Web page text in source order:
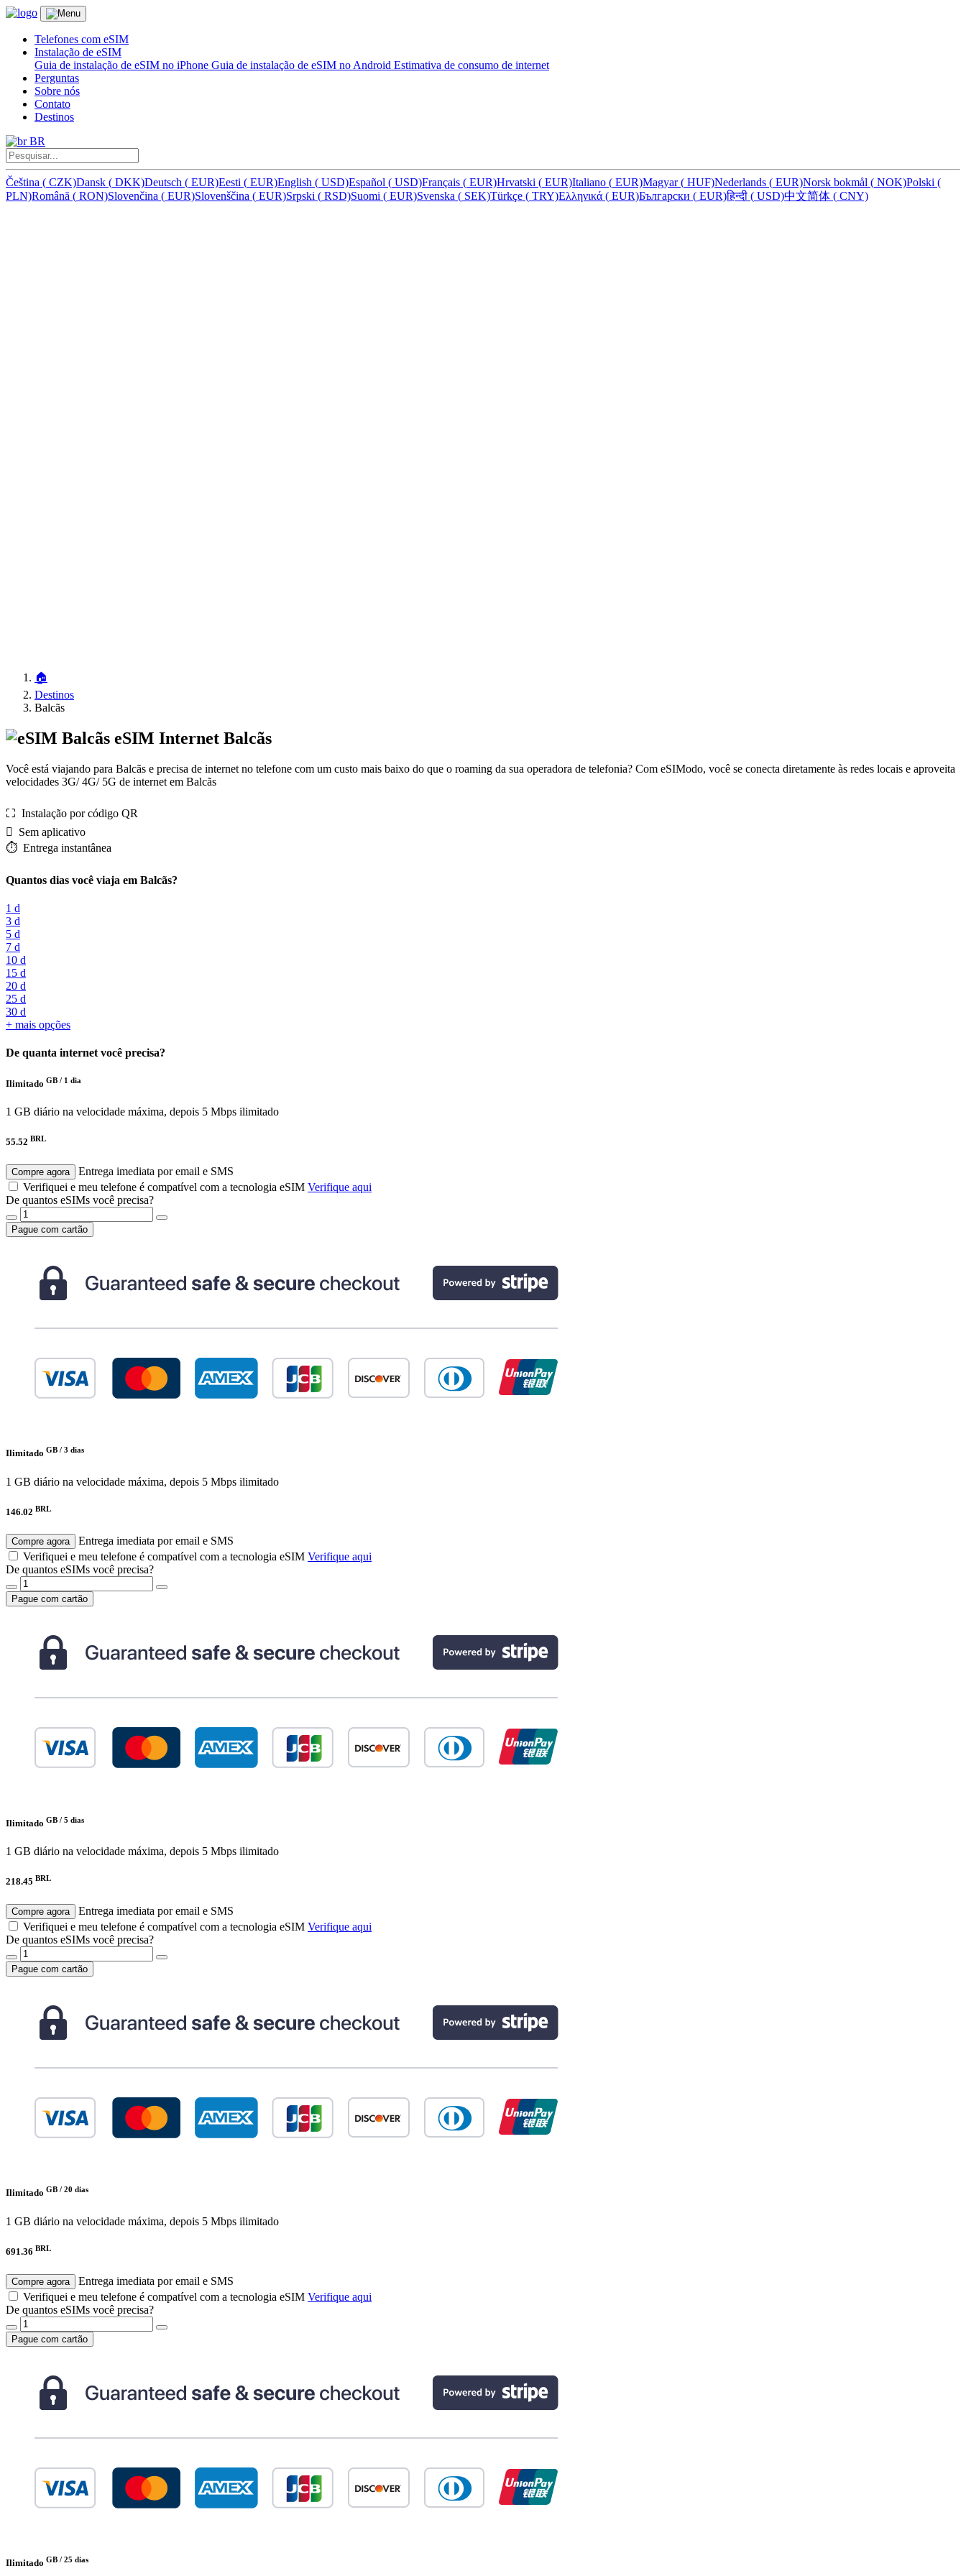
Telefones com eSIM
Instalação de eSIM
Guia de instalação de eSIM no iPhone Guia de instalação de eSIM no Android Estimativa de consumo de internet
Perguntas
Sobre nós
Contato
Destinos
BR
Čeština ( CZK)Dansk ( DKK)Deutsch ( EUR)Eesti ( EUR)English ( USD)Español ( USD)Français ( EUR)Hrvatski ( EUR)Italiano ( EUR)Magyar( HUF)Nederlands ( EUR)Norsk bokmål ( NOK)Polski (
PLN)Română ( RON)Slovenčina ( EUR)Slovenščina ( EUR)Srpski ( RSD)Suomi ( EUR)Svenska ( SEK)Türkçe ( TRY)Ελληνικά ( EUR)Български ( EUR)हिन्दी ( USD)中文简体 ( CNY)
🏠
Destinos
Balcãs
eSIM Internet Balcãs
Você está viajando para Balcãs e precisa de internet no telefone com um custo mais baixo do que o roaming da sua operadora de telefonia? Com eSIModo, você se conecta diretamente às redes locais e aproveita
velocidades 3G/ 4G/ 5G de internet em Balcãs
⛶️️ Instalação por código QR
️ Sem aplicativo
⏱️️ Entrega instantânea
Quantos dias você viaja em Balcãs?
1 d
3 d
5 d
7 d
10 d
15 d
20 d
25 d
30 d
+ mais opções
De quanta internet você precisa?
Ilimitado GB / 1 dia
1 GB diário na velocidade máxima, depois 5 Mbps ilimitado
55.52 BRL
Compre agora
Entrega imediata por email e SMS
Verifiquei e meu telefone é compatível com a tecnologia eSIM Verifique aqui
De quantos eSIMs você precisa?
Pague com cartão
Ilimitado GB / 3 dias
1 GB diário na velocidade máxima, depois 5 Mbps ilimitado
146.02 BRL
Compre agora
Entrega imediata por email e SMS
Verifiquei e meu telefone é compatível com a tecnologia eSIM Verifique aqui
De quantos eSIMs você precisa?
Pague com cartão
Ilimitado GB / 5 dias
1 GB diário na velocidade máxima, depois 5 Mbps ilimitado
218.45 BRL
Compre agora
Entrega imediata por email e SMS
Verifiquei e meu telefone é compatível com a tecnologia eSIM Verifique aqui
De quantos eSIMs você precisa?
Pague com cartão
Ilimitado GB / 20 dias
1 GB diário na velocidade máxima, depois 5 Mbps ilimitado
691.36 BRL
Compre agora
Entrega imediata por email e SMS
Verifiquei e meu telefone é compatível com a tecnologia eSIM Verifique aqui
De quantos eSIMs você precisa?
Pague com cartão
Ilimitado GB / 25 dias